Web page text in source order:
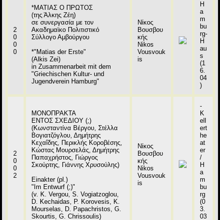
2
0
0
0
*ΜΑΤΙΑΣ Ο ΠΡΩΤΟΣ
(της Άλκης Ζέη)
σε συνεργασία με τον
Ακαδημαϊκο Πολιτιστικό
Σύλλογο Αμβούργου
*"Matias der Erste"
(Alkis Zei)
in Zusammenarbeit mit dem
"Griechischen Kultur- und
Jugendverein Hamburg"
Νίκος
Βουσβου
κής
Nikos
Vousvouk
is
H
a
m
bu
rg-
H
au
s
(1
6.
04
)
2
0
0
2
ΜΟΝΟΠΡΑΚΤΑ
ΕΝΤΟΣ ΣΧΕΔΙΟΥ (;)
(Κωνσταντίνα Βέργου, Στέλλα
Βογιατζόγλου, Δημήτρης
Κεχαΐδης, Περικλής Κοροβέσης,
Κώστας Μουρσελάς, Δημήτρης
Παπαχρήστος, Γιώργος
Σκούρτης, Γιάννης Χρυσούλης)
Einakter (pl.)
"Im Entwurf (;)"
(v. K. Vergou, S. Vogiatzoglou,
D. Kechaidas, P. Korovesis, K.
Mourselas, D. Papachristos, G.
Skourtis, G. Chrissoulis)
Νίκος
Βουσβου
κής
Nikos
Vousvouk
is
-
K
ell
ert
he
at
er
/
H
a
m
bu
rg
(0
3.
03